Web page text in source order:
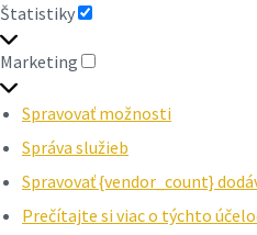
Štatistiky
ŠTATISTIKY
Marketing
MARKETING
Spravovať možnosti
Správa služieb
Spravovať {vendor_count}
Prečítajte si viac o týchto